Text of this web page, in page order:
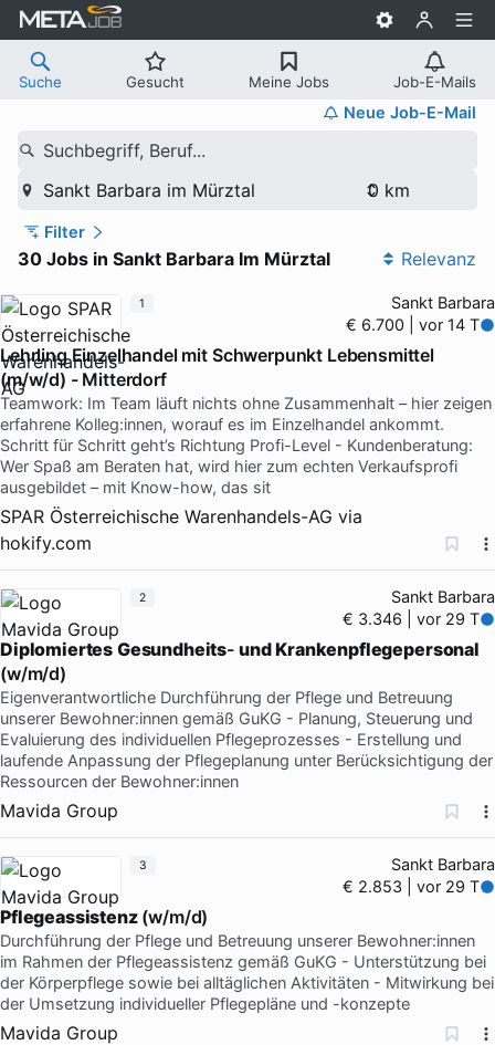
Suche Gesucht Meine Jobs Job-E-Mails
Neue Job-E-Mail
Suchbegriff, Beruf...
Sankt Barbara im Mürztal
Filter
30 Jobs in Sankt Barbara Im Mürztal Relevanz
Sankt Barbara
€ 6.700 | vor 14 T
Lehrling Einzelhandel mit Schwerpunkt Lebensmittel
(m/w/d) - Mitterdorf
Teamwork: Im Team läuft nichts ohne Zusammenhalt – hier zeigen
erfahrene Kolleg:innen, worauf es im Einzelhandel ankommt.
Schritt für Schritt geht’s Richtung Profi-Level - Kundenberatung:
Wer Spaß am Beraten hat, wird hier zum echten Verkaufsprofi
ausgebildet – mit Know-how, das sit
SPAR Österreichische Warenhandels-AG via
hokify.com
1
Sankt Barbara
€ 3.346 | vor 29 T
Diplomiertes Gesundheits- undKrankenpflegepersonal
(w/m/d)
Eigenverantwortliche Durchführung der Pflege und Betreuung
unserer Bewohner:innen gemäß GuKG - Planung, Steuerung und
Evaluierung des individuellen Pflegeprozesses - Erstellung und
laufende Anpassung der Pflegeplanung unter Berücksichtigung der
Ressourcen der Bewohner:innen
Mavida Group
2
Sankt Barbara
€ 2.853 | vor 29 T
Pflegeassistenz(w/m/d)
Durchführung der Pflege und Betreuung unserer Bewohner:innen
im Rahmen der Pflegeassistenz gemäß GuKG - Unterstützung bei
der Körperpflege sowie bei alltäglichen Aktivitäten - Mitwirkung bei
der Umsetzung individueller Pflegepläne und -konzepte
Mavida Group
3